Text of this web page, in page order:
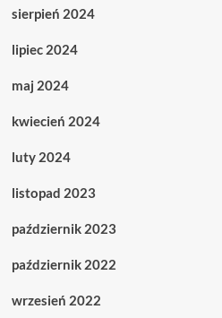
sierpień 2024
lipiec 2024
maj 2024
kwiecień 2024
luty 2024
listopad 2023
październik 2023
październik 2022
wrzesień 2022